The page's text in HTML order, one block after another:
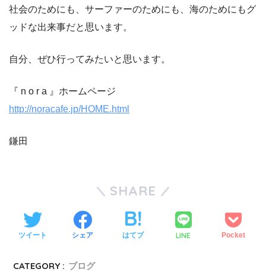
社会のためにも、サーファーのためにも、海のためにもグ
ッドな出来事だと思います。
自分、ぜひ行ってみたいと思います。
『 n o r a 』ホームページ
http://noracafe.jp/HOME.html
鎌田
SHARE
ツイート シェア はてブ LINE Pocket
CATEGORY : ブログ